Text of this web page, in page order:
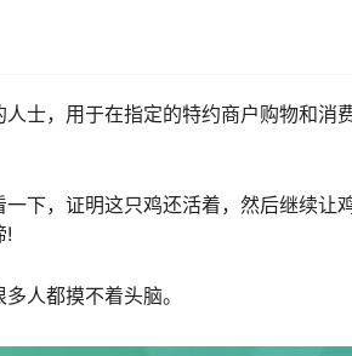
士，用于在指定的特约商户购物和消
下，证明这只鸡还活着，然后继续让
!
人都摸不着头脑。